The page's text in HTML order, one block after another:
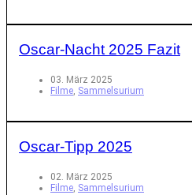
Oscar-Nacht 2025 Fazit
03. März 2025
Filme, Sammelsurium
Oscar-Tipp 2025
02. März 2025
Filme, Sammelsurium